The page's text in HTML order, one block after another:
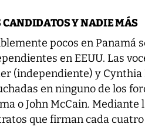
CANDIDATOS Y NADIE MÁS
pocos en Panamá
en EEUU. Las
(independiente) y
en ninguno de los
o John McCain.
que firman cada